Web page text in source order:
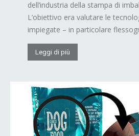
dell’industria della stampa di
L’obiettivo era valutare le
impiegate – in particolare
Leggi di più